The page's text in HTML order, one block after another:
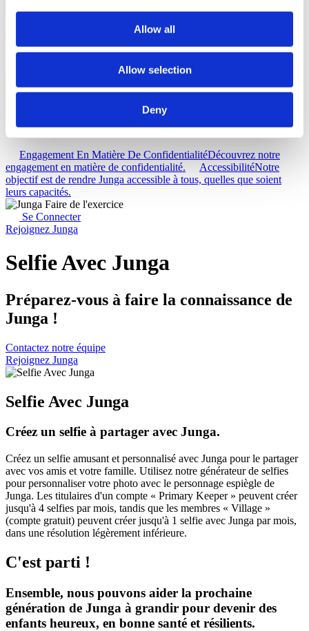
Allow all
Allow selection
Deny
Aide
Base De Connaissances Découvrez comment tirer le meilleur
parti de votre expérience Junga.
Connecter
différentes façons dont vous pouvez tirer parti de Junga pour
Ressources
Engagement En Matière De ConfidentialitéDécouvrez notre
engagement en matière de confidentialité.
AccessibilitéNotre
objectif est de rendre Junga accessible à tous, quelles que soient
leurs capacités.
Se Connecter
Rejoignez Junga
Selfie Avec Junga
Préparez-vous à faire la connaissance de
Junga !
Contactez notre équipe
Rejoignez Junga
Selfie Avec Junga
Créez un selfie à partager avec Junga.
Créez un selfie amusant et personnalisé avec Junga pour le partager
avec vos amis et votre famille. Utilisez notre générateur de selfies
pour personnaliser votre photo avec le personnage espiègle de
Junga. Les titulaires d'un compte « Primary Keeper » peuvent créer
jusqu'à 4 selfies par mois, tandis que les membres « Village »
(compte gratuit) peuvent créer jusqu'à 1 selfie avec Junga par mois,
dans une résolution légèrement inférieure.
C'est parti !
Ensemble, nous pouvons aider la prochaine
génération de Junga à grandir pour devenir des
enfants heureux, en bonne santé et résilients.